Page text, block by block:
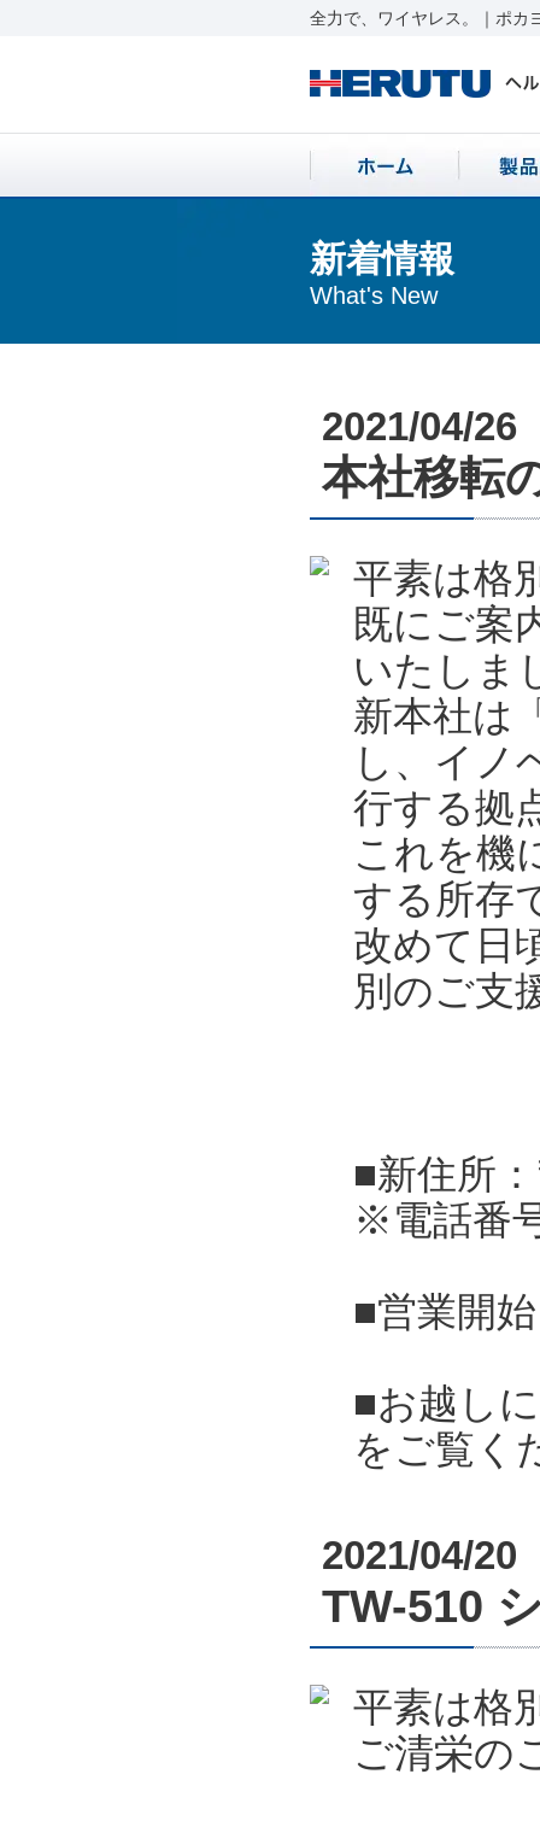
全力で、ワイヤレス。｜ポカ
新着情報
What's New
2021/04/26
本社移転
平素は格
既にご案
いたしま
新本社は
し、イノ
行する拠
これを機
する所存
改めて日
別のご支
■新住所
※電話番
■営業開
■お越し
をご覧く
2021/04/20
TW-510
平素は格
ご清栄の